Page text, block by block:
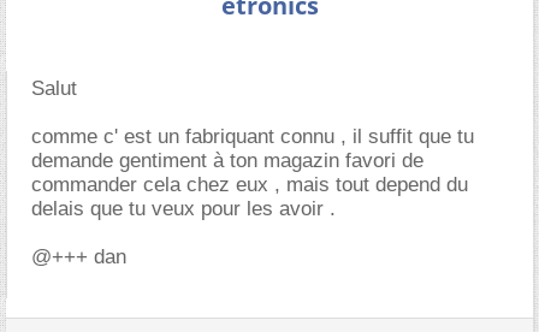
Salut
comme c' est un fabriquant connu , il suffit que tu
demande gentiment à ton magazin favori de
commander cela chez eux , mais tout depend du
delais que tu veux pour les avoir .
@+++ dan